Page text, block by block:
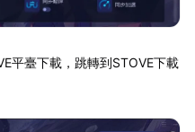
平臺下載，跳轉到STOVE下載